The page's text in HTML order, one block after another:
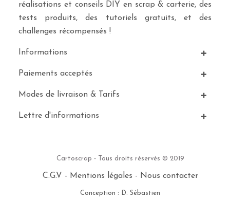
réalisations et conseils DIY en scrap & carterie, des
tests produits, des tutoriels gratuits, et des
challenges récompensés !
Informations
Paiements acceptés
Modes de livraison & Tarifs
Lettre d'informations
Cartoscrap - Tous droits réservés © 2019
C.G.V - Mentions légales - Nous contacter
Conception : D. Sébastien